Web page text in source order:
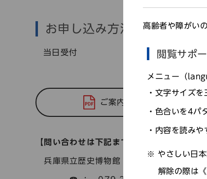
お申し込み方法
当日受付
ご案内
【問い合わせは下記まで】
兵庫県立歴史博物館 事業企画課
高齢者や障がい
閲覧サポ
メニュー（
文字サイズを
色合いを4パ
内容を読みや
やさしい日
解除の際は